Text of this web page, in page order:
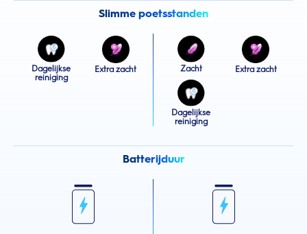
Slimme poetsstanden
Dagelijkse
reiniging
Extra zacht Zacht Extra zacht
Dagelijkse
reiniging
Batterijduur